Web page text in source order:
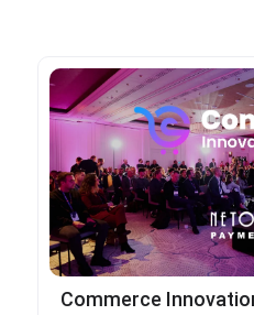
Commerce